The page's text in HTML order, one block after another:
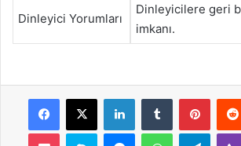
Dinleyici Yorumları
Dinleyicilere geri
imkanı.
Facebook
X LinkedInTumblr
Pocket Skype MessengerWhatsApp